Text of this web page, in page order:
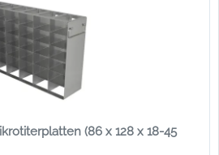
(86 x 128 x 18-45